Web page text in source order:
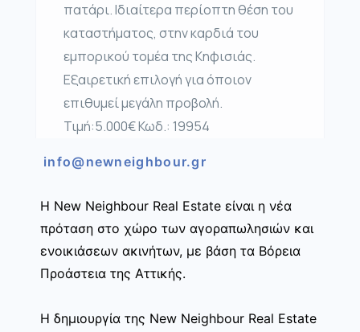
πατάρι. Ιδιαίτερα περίοπτη θέση του
καταστήματος, στην καρδιά του
εμπορικού τομέα της Κηφισιάς.
Εξαιρετική επιλογή για όποιον
επιθυμεί μεγάλη προβολή.
Τιμή:5.000€ Κωδ.: 19954
info@newneighbour.gr
Η New Neighbour Real Estate είναι η νέα
πρόταση στο χώρο των αγοραπωλησιών και
ενοικιάσεων ακινήτων, με βάση τα Βόρεια
Προάστεια της Αττικής.
Η δημιουργία της New Neighbour Real Estate